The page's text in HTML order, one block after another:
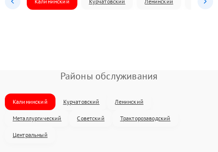
Районы обслуживания
Калининский Курчатовский Ленинский
Металлургический Советский Тракторозаводский
Центральный